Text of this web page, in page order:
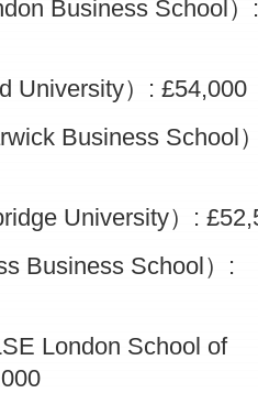
Business School）:
University）: £54,000
Business School
University）:
Business School）:
London School of